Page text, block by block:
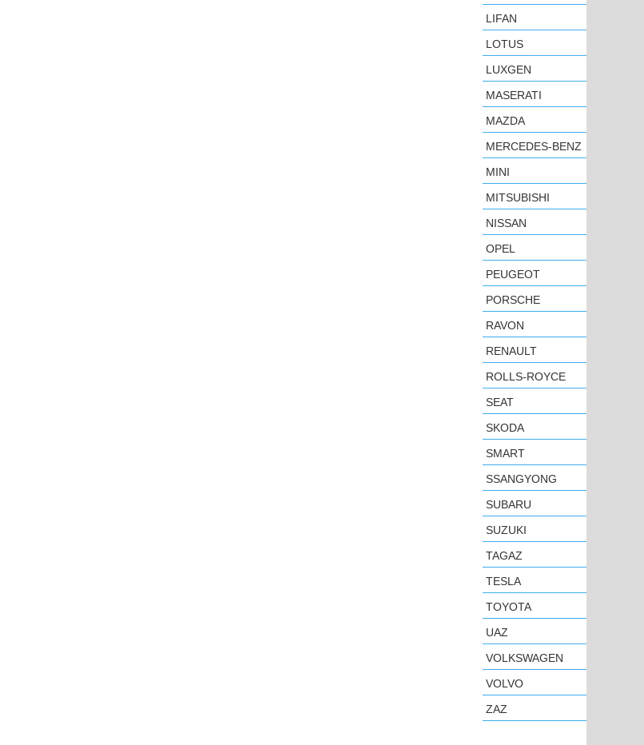
LIFAN
LOTUS
LUXGEN
MASERATI
MAZDA
MERCEDES-BENZ
MINI
MITSUBISHI
NISSAN
OPEL
PEUGEOT
PORSCHE
RAVON
RENAULT
ROLLS-ROYCE
SEAT
SKODA
SMART
SSANGYONG
SUBARU
SUZUKI
TAGAZ
TESLA
TOYOTA
UAZ
VOLKSWAGEN
VOLVO
ZAZ